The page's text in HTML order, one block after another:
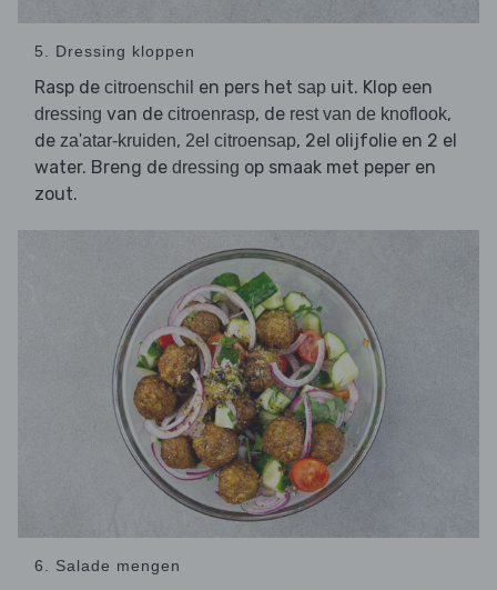
5. Dressing kloppen
Rasp de citroenschil en pers het sap uit. Klop een
dressing van de citroenrasp, de rest van de knoflook,
de za'atar-kruiden, 2el citroensap, 2el olijfolie en 2 el
water. Breng de dressing op smaak met peper en
zout.
6. Salade mengen